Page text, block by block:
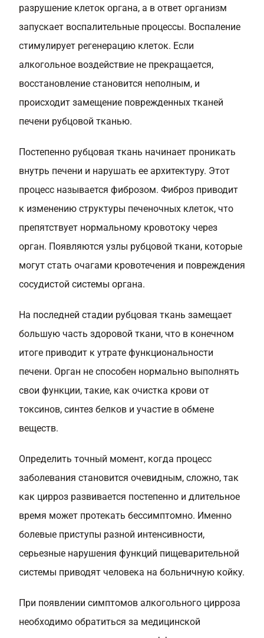
разрушение клеток органа, а в ответ организм
запускает воспалительные процессы. Воспаление
стимулирует регенерацию клеток. Если
алкогольное воздействие не прекращается,
восстановление становится неполным, и
происходит замещение поврежденных тканей
печени рубцовой тканью.
Постепенно рубцовая ткань начинает проникать
внутрь печени и нарушать ее архитектуру. Этот
процесс называется фиброзом. Фиброз приводит
к изменению структуры печеночных клеток, что
препятствует нормальному кровотоку через
орган. Появляются узлы рубцовой ткани, которые
могут стать очагами кровотечения и повреждения
сосудистой системы органа.
На последней стадии рубцовая ткань замещает
большую часть здоровой ткани, что в конечном
итоге приводит к утрате функциональности
печени. Орган не способен нормально выполнять
свои функции, такие, как очистка крови от
токсинов, синтез белков и участие в обмене
веществ.
Определить точный момент, когда процесс
заболевания становится очевидным, сложно, так
как цирроз развивается постепенно и длительное
время может протекать бессимптомно. Именно
болевые приступы разной интенсивности,
серьезные нарушения функций пищеварительной
системы приводят человека на больничную койку.
При появлении симптомов алкогольного цирроза
необходимо обратиться за медицинской